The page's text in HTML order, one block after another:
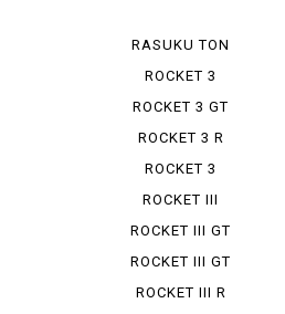
RASUKU TON
900
ROCKET 3
ROCKET 3 GT
STORM
ROCKET 3 R
ROCKET 3
STORM GT
ROCKET III
ROADSTER
ROCKET III GT
ROCKET III GT
STORM
ROCKET III R